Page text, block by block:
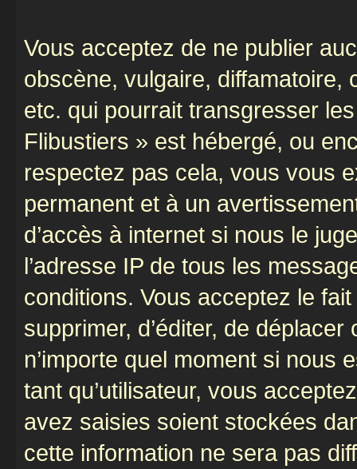
Vous acceptez de ne publier
obscène, vulgaire, diffamatoire,
etc. qui pourrait transgresser
Flibustiers » est hébergé, ou
respectez pas cela, vous vous
permanent et à un
d’accès à internet si nous le
l’adresse IP de tous les
conditions. Vous acceptez le
supprimer, d’éditer, de
n’importe quel moment si nous
tant qu’utilisateur, vous
avez saisies soient stockées
cette information ne sera pas